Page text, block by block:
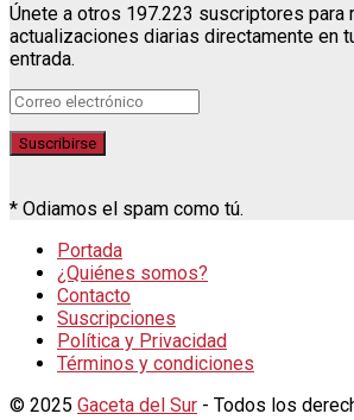
Únete a otros 197.223 suscriptores para
actualizaciones diarias directamente en
entrada.
* Odiamos el spam como tú.
Portada
¿Quiénes somos?
Contacto
Suscripciones
Política y Privacidad
Términos y condiciones
© 2025 Gaceta del Sur - Todos los